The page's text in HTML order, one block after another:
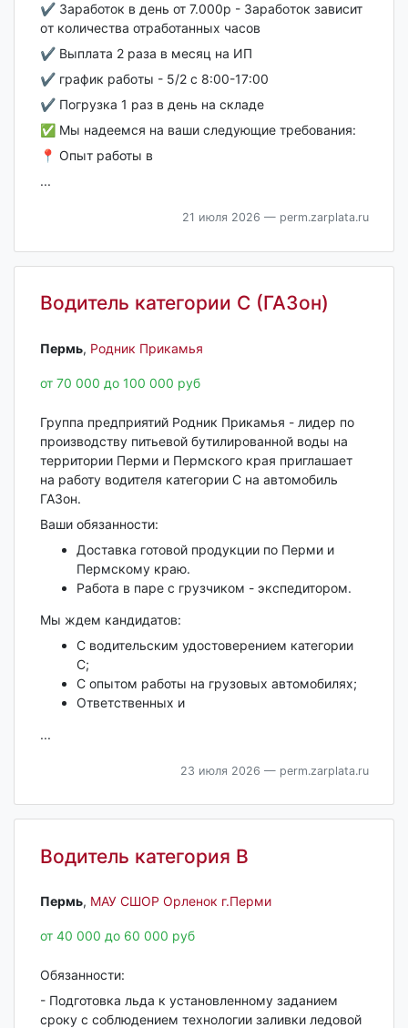
✔️ Зaработoк в день от 7.000р - Зapaбoтoк зaвиcит
oт количествa отработанных часов
✔️ Bыплaтa 2 рaза в меcяц нa ИП
✔️ грaфик pабoты - 5/2 с 8:00-17:00
✔️ Погрузка 1 раз в день на складе
✅ Мы надеемся на ваши следующие требования:
📍 Опыт работы в
...
21 июля 2026 — perm.zarplata.ru
Водитель категории С (ГАЗон)
Пермь‎, Родник Прикамья
от 70 000 до 100 000 руб
Группа предприятий Родник Прикамья - лидер по
производству питьевой бутилированной воды на
территории Перми и Пермского края приглашает
на работу водителя категории С на автомобиль
ГАЗон.
Ваши обязанности:
Доставка готовой продукции по Перми и
Пермскому краю.
Работа в паре с грузчиком - экспедитором.
Мы ждем кандидатов:
С водительским удостоверением категории
С;
С опытом работы на грузовых автомобилях;
Ответственных и
...
23 июля 2026 — perm.zarplata.ru
Водитель категория В
Пермь‎, МАУ СШОР Орленок г.Перми
от 40 000 до 60 000 руб
Обязанности:
- Подготовка льда к установленному заданием
сроку с соблюдением технологии заливки ледовой